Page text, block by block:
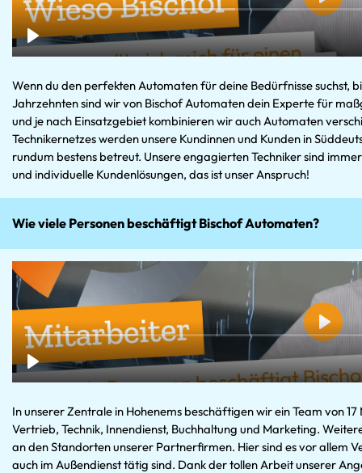
Wenn du den perfekten Automaten für deine Bedürfnisse suchst,
Jahrzehnten sind wir von Bischof Automaten dein Experte für
und je nach Einsatzgebiet kombinieren wir auch Automaten
Technikernetzes werden unsere Kundinnen und Kunden in
rundum bestens betreut. Unsere engagierten Techniker sind
und individuelle Kundenlösungen, das ist unser Anspruch!
Wie viele Personen beschäftigt Bischof Automaten?
In unserer Zentrale in Hohenems beschäftigen wir ein Team von
Vertrieb, Technik, Innendienst, Buchhaltung und Marketing.
an den Standorten unserer Partnerfirmen. Hier sind es vor allem
auch im Außendienst tätig sind. Dank der tollen Arbeit unserer